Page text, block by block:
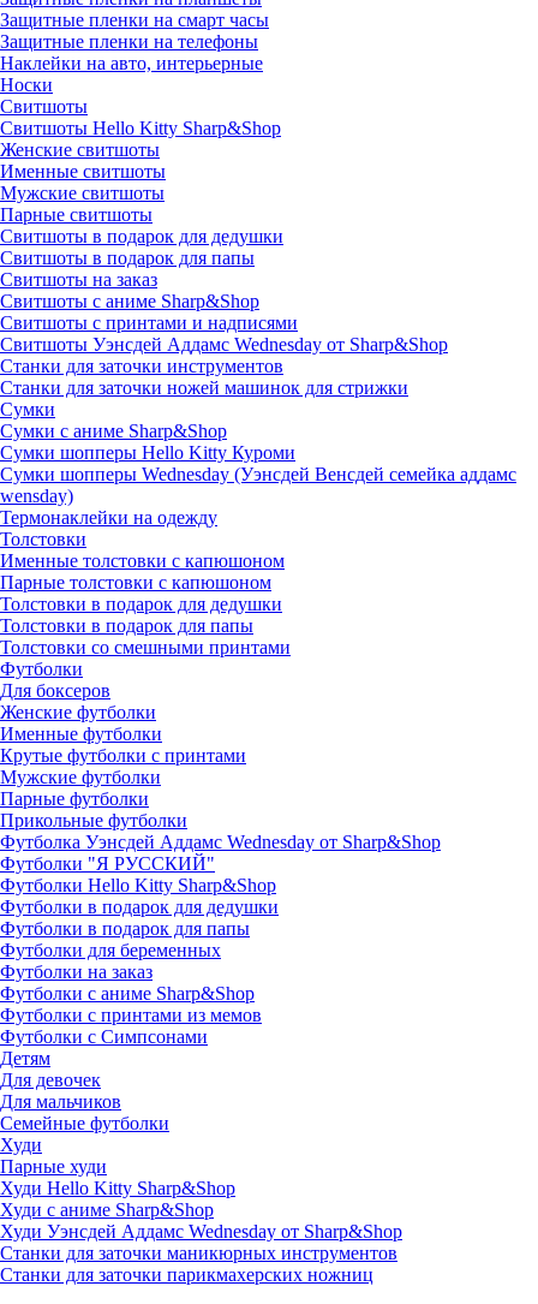
Защитные пленки на смарт часы
Защитные пленки на телефоны
Наклейки на авто, интерьерные
Носки
Свитшоты
Cвитшоты Hello Kitty Sharp&Shop
Женские свитшоты
Именные свитшоты
Мужские свитшоты
Парные свитшоты
Свитшоты в подарок для дедушки
Свитшоты в подарок для папы
Свитшоты на заказ
Свитшоты с аниме Sharp&Shop
Свитшоты с принтами и надписями
Свитшоты Уэнсдей Аддамс Wednesday от Sharp&Shop
Станки для заточки инструментов
Станки для заточки ножей машинок для стрижки
Сумки
Сумки с аниме Sharp&Shop
Сумки шопперы Hello Kitty Куроми
Сумки шопперы Wednesday (Уэнсдей Венсдей семейка аддамс
wensday)
Термонаклейки на одежду
Толстовки
Именные толстовки с капюшоном
Парные толстовки с капюшоном
Толстовки в подарок для дедушки
Толстовки в подарок для папы
Толстовки со смешными принтами
Футболки
Для боксеров
Женские футболки
Именные футболки
Крутые футболки с принтами
Мужские футболки
Парные футболки
Прикольные футболки
Футболка Уэнсдей Аддамс Wednesday от Sharp&Shop
Футболки "Я РУССКИЙ"
Футболки Hello Kitty Sharp&Shop
Футболки в подарок для дедушки
Футболки в подарок для папы
Футболки для беременных
Футболки на заказ
Футболки с аниме Sharp&Shop
Футболки с принтами из мемов
Футболки с Симпсонами
Детям
Для девочек
Для мальчиков
Семейные футболки
Худи
Парные худи
Худи Hello Kitty Sharp&Shop
Худи с аниме Sharp&Shop
Худи Уэнсдей Аддамс Wednesday от Sharp&Shop
Станки для заточки маникюрных инструментов
Станки для заточки парикмахерских ножниц